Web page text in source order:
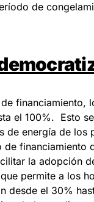
de
financiamiento,
el 100%. Esto
de energía de los
de
la adopción
permite a los
desde el 30%